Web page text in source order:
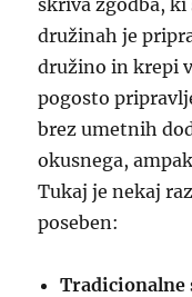
skriva zgodba, ki
družinah je
družino in krepi
pogosto
brez umetnih
okusnega,
Tukaj je nekaj
poseben:
Tradicionalne